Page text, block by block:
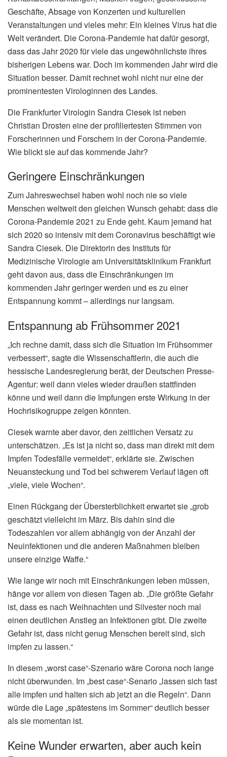
Geschäfte, Absage von Konzerten und kulturellen
Veranstaltungen und vieles mehr: Ein kleines Virus hat die
Welt verändert. Die Corona-Pandemie hat dafür gesorgt,
dass das Jahr 2020 für viele das ungewöhnlichste ihres
bisherigen Lebens war. Doch im kommenden Jahr wird die
Situation besser. Damit rechnet wohl nicht nur eine der
prominentesten Virologinnen des Landes.
Die Frankfurter Virologin Sandra Ciesek ist neben
Christian Drosten eine der profiliertesten Stimmen von
Forscherinnen und Forschern in der Corona-Pandemie.
Wie blickt sie auf das kommende Jahr?
Geringere Einschränkungen
Zum Jahreswechsel haben wohl noch nie so viele
Menschen weltweit den gleichen Wunsch gehabt: dass die
Corona-Pandemie 2021 zu Ende geht. Kaum jemand hat
sich 2020 so intensiv mit dem Coronavirus beschäftigt wie
Sandra Ciesek. Die Direktorin des Instituts für
Medizinische Virologie am Universitätsklinikum Frankfurt
geht davon aus, dass die Einschränkungen im
kommenden Jahr geringer werden und es zu einer
Entspannung kommt – allerdings nur langsam.
Entspannung ab Frühsommer 2021
„Ich rechne damit, dass sich die Situation im Frühsommer
verbessert“, sagte die Wissenschaftlerin, die auch die
hessische Landesregierung berät, der Deutschen Presse-
Agentur: weil dann vieles wieder draußen stattfinden
könne und weil dann die Impfungen erste Wirkung in der
Hochrisikogruppe zeigen könnten.
Ciesek warnte aber davor, den zeitlichen Versatz zu
unterschätzen. „Es ist ja nicht so, dass man direkt mit dem
Impfen Todesfälle vermeidet“, erklärte sie. Zwischen
Neuansteckung und Tod bei schwerem Verlauf lägen oft
„viele, viele Wochen“.
Einen Rückgang der Übersterblichkeit erwartet sie „grob
geschätzt vielleicht im März. Bis dahin sind die
Todeszahlen vor allem abhängig von der Anzahl der
Neuinfektionen und die anderen Maßnahmen bleiben
unsere einzige Waffe.“
Wie lange wir noch mit Einschränkungen leben müssen,
hänge vor allem von diesen Tagen ab. „Die größte Gefahr
ist, dass es nach Weihnachten und Silvester noch mal
einen deutlichen Anstieg an Infektionen gibt. Die zweite
Gefahr ist, dass nicht genug Menschen bereit sind, sich
impfen zu lassen.“
In diesem „worst case“-Szenario wäre Corona noch lange
nicht überwunden. Im „best case“-Senario „lassen sich fast
alle impfen und halten sich ab jetzt an die Regeln“. Dann
würde die Lage „spätestens im Sommer“ deutlich besser
als sie momentan ist.
Keine Wunder erwarten, aber auch kein